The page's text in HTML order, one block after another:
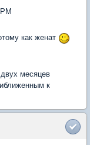
как женат
месяцев
к